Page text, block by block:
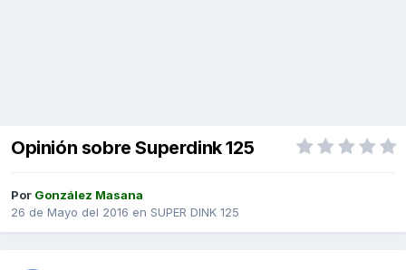
Opinión sobre Superdink 125
Por González Masana
26 de Mayo del 2016 en SUPER DINK 125